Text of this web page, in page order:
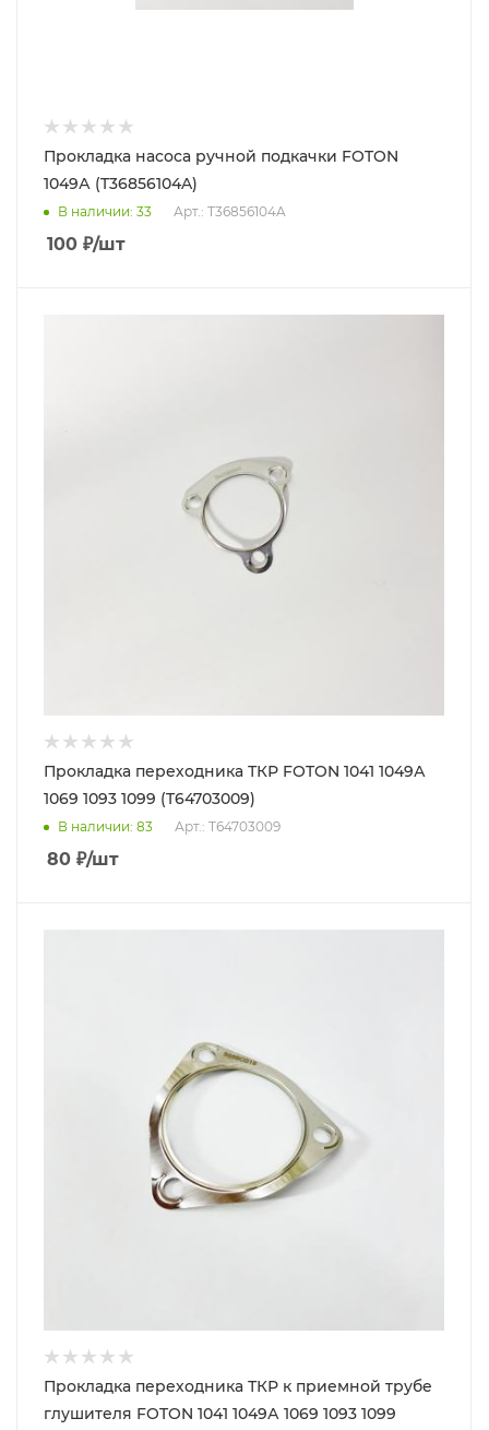
Прокладка насоса ручной подкачки FOTON
1049А (T36856104A)
В наличии: 33 Арт.: T36856104A
100 ₽/шт
Прокладка переходника ТКР FOTON 1041 1049А
1069 1093 1099 (T64703009)
В наличии: 83 Арт.: T64703009
80 ₽/шт
Прокладка переходника ТКР к приемной трубе
глушителя FOTON 1041 1049А 1069 1093 1099